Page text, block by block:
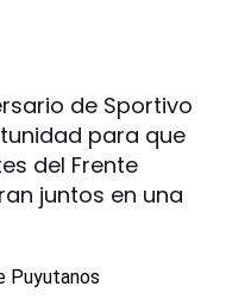
de Sportivo
para que
del Frente
juntos en una